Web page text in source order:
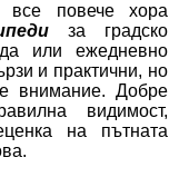
все повече хора
за градско
или ежедневно
и практични, но
внимание. Добре
видимост,
на пътната